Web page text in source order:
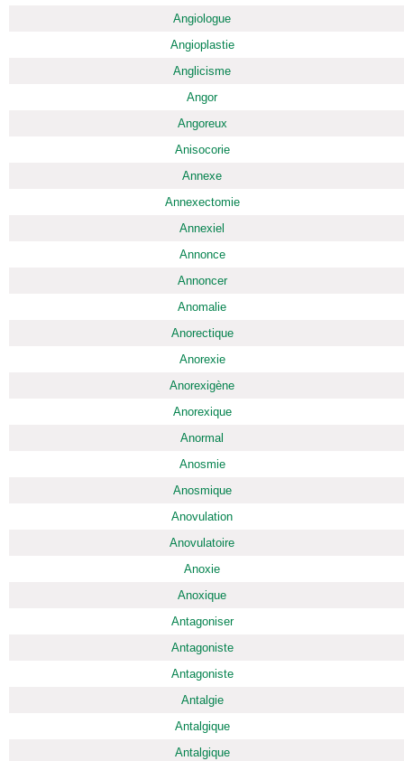
Angiologue
Angioplastie
Anglicisme
Angor
Angoreux
Anisocorie
Annexe
Annexectomie
Annexiel
Annonce
Annoncer
Anomalie
Anorectique
Anorexie
Anorexigène
Anorexique
Anormal
Anosmie
Anosmique
Anovulation
Anovulatoire
Anoxie
Anoxique
Antagoniser
Antagoniste
Antagoniste
Antalgie
Antalgique
Antalgique